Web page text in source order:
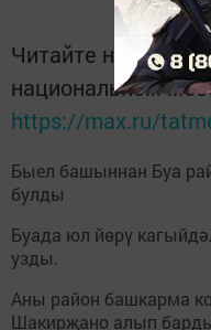
Читайте новости
национальном
https://max.ru/
Быел башыннан Буа
булды
Буада юл йөрү
узды.
Аны район башкарма
Шакирҗано алып